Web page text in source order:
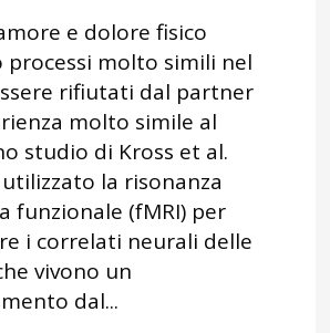
e dolore fisico
processi molto simili nel
rifiutati dal partner
molto simile al
studio di Kross et al.
utilizzato la risonanza
funzionale (fMRI) per
i correlati neurali delle
vivono un
dal...